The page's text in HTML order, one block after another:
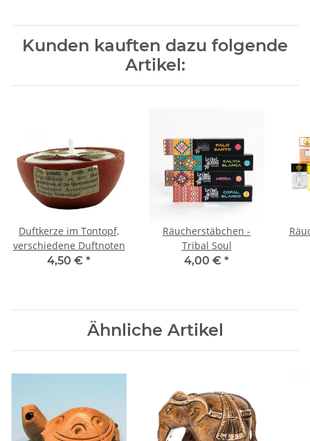
Kunden kauften dazu folgende
Artikel:
Duftkerze im Tontopf,
verschiedene Duftnoten
4,50 € *
Räucherstäbchen -
Tribal Soul
4,00 € *
Ähnliche Artikel